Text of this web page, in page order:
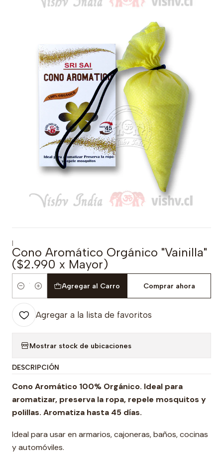
|
Cono Aromático Orgánico "Vainilla"
($2.990 x Mayor)
Cantidad
Agregar al Carro Comprar ahora
Agregar a la lista de favoritos
Mostrar stock de ubicaciones
DESCRIPCIÓN
Cono Aromático 100% Orgánico. Ideal para
aromatizar, preserva la ropa, repele mosquitos y
polillas. Aromatiza hasta 45 días.
Ideal para usar en armarios, cajoneras, baños, cocinas
y automóviles.